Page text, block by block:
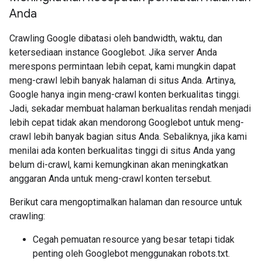
Anda
Crawling Google dibatasi oleh bandwidth, waktu, dan
ketersediaan instance Googlebot. Jika server Anda
merespons permintaan lebih cepat, kami mungkin dapat
meng-crawl lebih banyak halaman di situs Anda. Artinya,
Google hanya ingin meng-crawl konten berkualitas tinggi.
Jadi, sekadar membuat halaman berkualitas rendah menjadi
lebih cepat tidak akan mendorong Googlebot untuk meng-
crawl lebih banyak bagian situs Anda. Sebaliknya, jika kami
menilai ada konten berkualitas tinggi di situs Anda yang
belum di-crawl, kami kemungkinan akan meningkatkan
anggaran Anda untuk meng-crawl konten tersebut.
Berikut cara mengoptimalkan halaman dan resource untuk
crawling:
Cegah pemuatan resource yang besar tetapi tidak
penting oleh Googlebot menggunakan robots.txt.